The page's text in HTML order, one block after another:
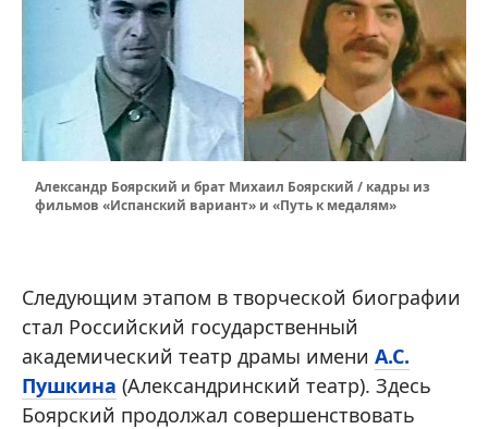
Александр Боярский и брат Михаил Боярский / кадры из
фильмов «Испанский вариант» и «Путь к медалям»
Следующим этапом в творческой биографии
стал Российский государственный
академический театр драмы имени А.С.
Пушкина (Александринский театр). Здесь
Боярский продолжал совершенствовать